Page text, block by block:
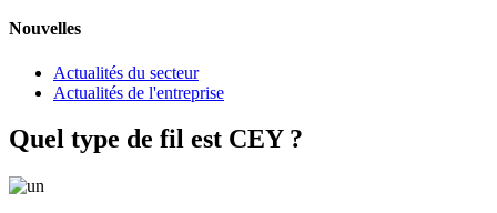
Nouvelles
Actualités du secteur
Actualités de l'entreprise
Quel type de fil est CEY ?